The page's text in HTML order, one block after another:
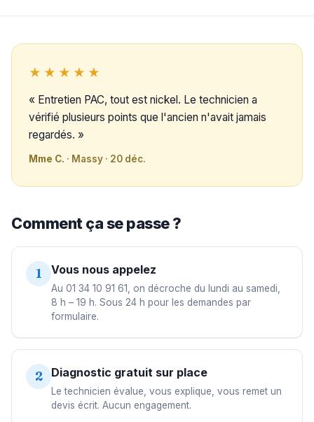
★★★★★
« Entretien PAC, tout est nickel. Le technicien a
vérifié plusieurs points que l'ancien n'avait jamais
regardés. »
Mme C. · Massy · 20 déc.
Comment ça se passe ?
1 Vous nous appelez
Au 01 34 10 91 61, on décroche du lundi au samedi,
8 h – 19 h. Sous 24 h pour les demandes par
formulaire.
2 Diagnostic gratuit sur place
Le technicien évalue, vous explique, vous remet un
devis écrit. Aucun engagement.